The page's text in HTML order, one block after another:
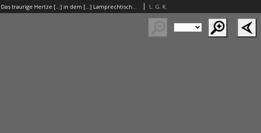
Das traurige Hertze [...] in dem [...] Lamprechtischen Hause und hohen Anverwandten, als der [...] Gottfried Lamprecht [...] Kauffmann in [...] Frau-Stadt [...] den 15 Octobr. des 1710ten Jahres [...] sein frühzeitiges Leben endete [...] L. G. K. L. G. K.